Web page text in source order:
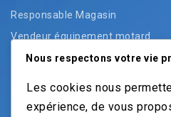
Responsable Magasin
Vendeur équipement motard
Vendeur pièces
Vendeur véhicules occasion
Nous respectons votre vie
Les cookies nous
expérience, de vous